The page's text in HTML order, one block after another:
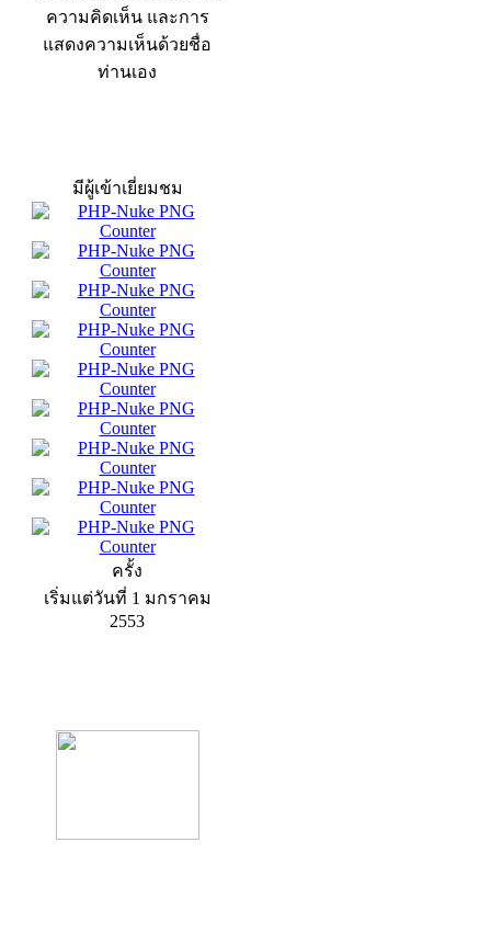
ความคิดเห็น และการ
แสดงความเห็นด้วยชื่อ
ท่านเอง
มีผู้เข้าเยี่ยมชม
ครั้ง
เริ่มแต่วันที่ 1 มกราคม
2553